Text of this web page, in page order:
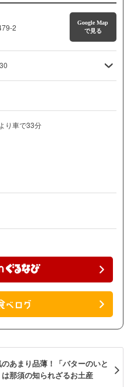
2
Google Map
で見る
り車で33分
のあまり品薄！「バターのいと
は那須の知られざるお土産